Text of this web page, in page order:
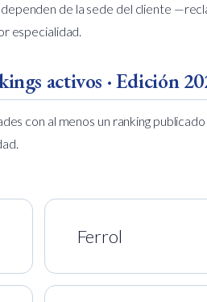
de la sede del cliente
especialidad.
activos · Edición
con al menos un ranking
Ferrol